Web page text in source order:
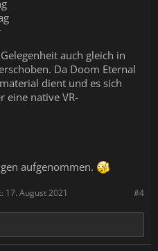
auch gleich in
Da Doom Eternal
dient und es sich
eine native VR-
aufgenommen.
#4
17. August 2021